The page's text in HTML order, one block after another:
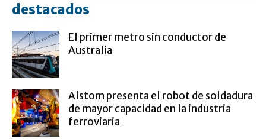
destacados
El primer metro sin conductor de
Australia
Alstom presenta el robot de soldadura
de mayor capacidad en la industria
ferroviaria